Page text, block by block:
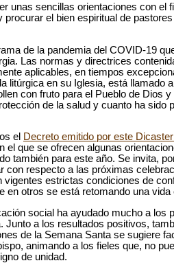
unas sencillas orientaciones con el
el bien espiritual de
de la pandemia del COVID-19
Las normas y directrices
aplicables, en tiempos
litúrgica en su Iglesia, está llamado
con fruto para el Pueblo de Dios
de la salud y cuanto ha sido
el Decreto emitido por este
el que se ofrecen algunas
también para este año. Se invita,
con respecto a las próximas
estrictas condiciones de
en otros se está retomando una
social ha ayudado mucho a los
Junto a los resultados positivos,
de la Semana Santa se sugiere
animando a los fieles que, no
de unidad.